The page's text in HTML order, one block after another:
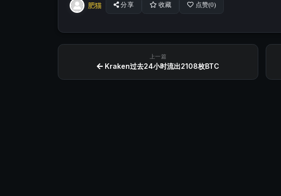
肥猫 分享 收藏 点赞(0)
上一篇
Kraken过去24小时流出2108枚BTC